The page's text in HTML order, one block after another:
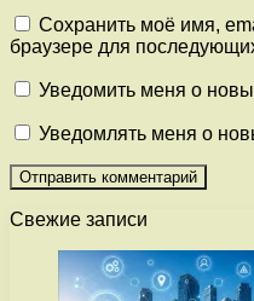
Сохранить моё имя,
браузере для
Уведомить меня о
Уведомлять меня о
Свежие записи